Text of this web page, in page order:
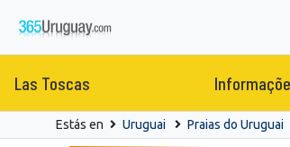
Las Toscas
Estás en Uruguai Praias do Uruguai